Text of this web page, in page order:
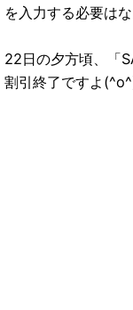
を入力する必要はな
22日の夕方頃、「
割引終了ですよ